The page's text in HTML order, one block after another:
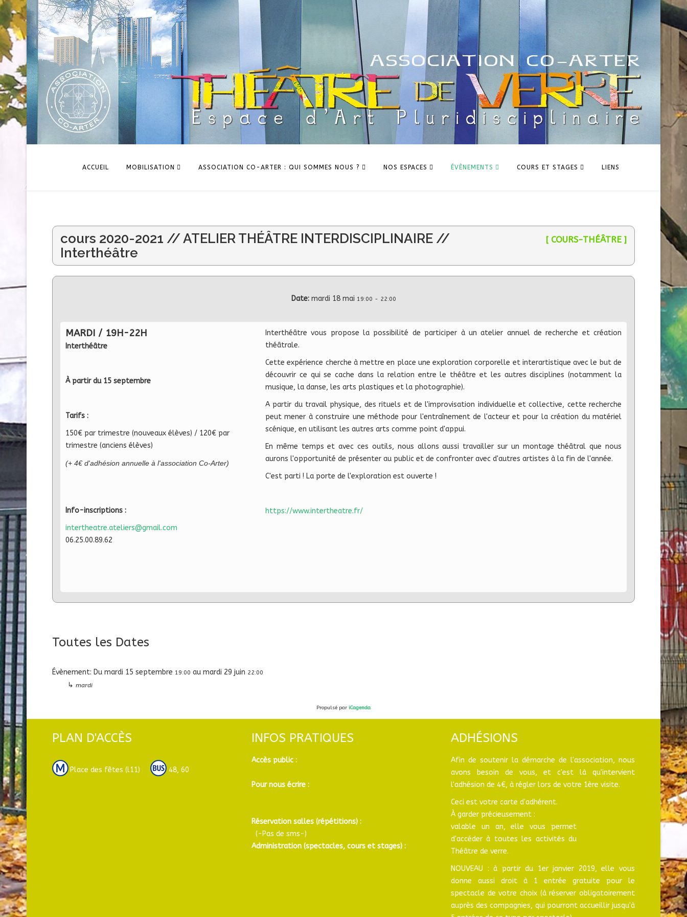
ACCUEIL MOBILISATION ASSOCIATION CO-ARTER : QUI SOMMES NOUS ? NOS ESPACES ÉVÈNEMENTS COURS ET STAGES LIENS
cours 2020-2021 // ATELIER THÉÂTRE INTERDISCIPLINAIRE //
Interthéâtre
[ COURS-THÉÂTRE ]
Date: mardi 18 mai 19:00 - 22:00
MARDI / 19H-22H
Interthéâtre
À partir du 15 septembre
Tarifs :
150€ par trimestre (nouveaux élèves) / 120€ par
trimestre (anciens élèves)
(+ 4€ d'adhésion annuelle à l'association Co-Arter)
Info-inscriptions :
intertheatre.ateliers@gmail.com
06.25.00.89.62
Interthéâtre vous propose la possibilité de participer à un atelier annuel de recherche et création
théâtrale.
Cette expérience cherche à mettre en place une exploration corporelle et interartistique avec le but de
découvrir ce qui se cache dans la relation entre le théâtre et les autres disciplines (notamment la
musique, la danse, les arts plastiques et la photographie).
A partir du travail physique, des rituels et de l'improvisation individuelle et collective, cette recherche
peut mener à construire une méthode pour l'entraînement de l'acteur et pour la création du matériel
scénique, en utilisant les autres arts comme point d'appui.
En même temps et avec ces outils, nous allons aussi travailler sur un montage théâtral que nous
aurons l'opportunité de présenter au public et de confronter avec d'autres artistes à la fin de l'année.
C'est parti ! La porte de l'exploration est ouverte !
https://www.intertheatre.fr/
Toutes les Dates
Évènement: Du mardi 15 septembre 19:00 au mardi 29 juin 22:00
↳ mardi
Propulsé par iCagenda
PLAN D'ACCÈS
Place des fêtes (l11) 48, 60
INFOS PRATIQUES
Accès public :
Pour nous écrire :
Réservation salles (répétitions) :
(-Pas de sms-)
Administration (spectacles, cours et stages) :
ADHÉSIONS
Afin de soutenir la démarche de l'association, nous
avons besoin de vous, et c'est là qu'intervient
l'adhésion de 4€, à régler lors de votre 1ère visite.
Ceci est votre carte d'adhérent.
À garder précieusement :
valable un an, elle vous permet
d'accéder à toutes les activités du
Théâtre de verre.
NOUVEAU : à partir du 1er janvier 2019, elle vous
donne aussi droit à 1 entrée gratuite pour le
spectacle de votre choix (à réserver obligatoirement
auprès des compagnies, qui pourront accueillir jusqu'à